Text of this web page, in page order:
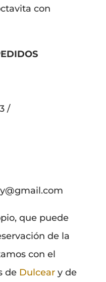
con
/
que puede
de la
con el
deDulceary de